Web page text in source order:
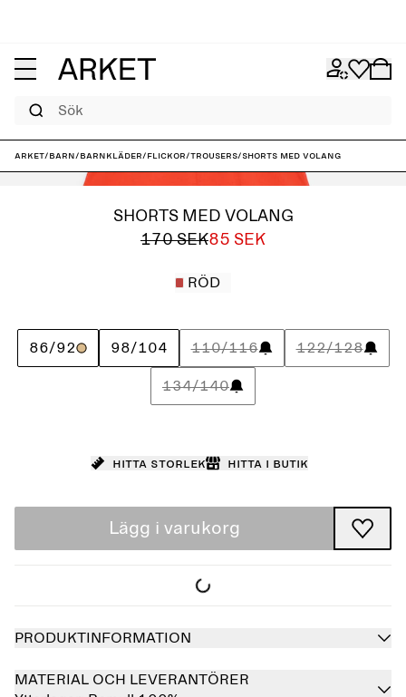
ARKET/Barn/Barnkläder/Flickor/Trousers/Shorts med volang
SHORTS MED VOLANG
170 SEK85 SEK
RÖD
86/92 98/104 110/116 122/128
134/140
Hitta storlek Hitta i butik
Lägg i varukorg
PRODUKTINFORMATION
MATERIAL OCH LEVERANTÖRER